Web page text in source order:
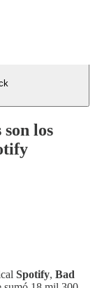
los
Spotify, Bad